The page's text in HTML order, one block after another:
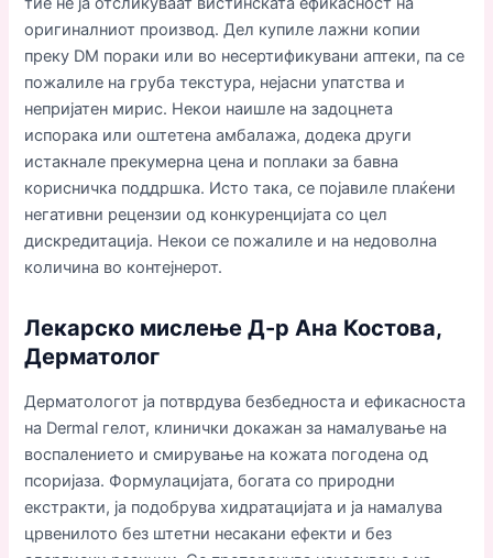
оригиналниот производ. Дел купиле лажни копии
преку DM пораки или во несертификувани аптеки, па се
пожалиле на груба текстура, нејасни упатства и
непријатен мирис. Некои наишле на задоцнета
испорака или оштетена амбалажа, додека други
истакнале прекумерна цена и поплаки за бавна
корисничка поддршка. Исто така, се појавиле плаќени
негативни рецензии од конкуренцијата со цел
дискредитација. Некои се пожалиле и на недоволна
количина во контејнерот.
Лекарско мислење Д-р Ана Костова,
Дерматолог
Дерматологот ја потврдува безбедноста и ефикасноста
на Dermal гелот, клинички докажан за намалување на
воспалението и смирување на кожата погодена од
псоријаза. Формулацијата, богата со природни
екстракти, ја подобрува хидратацијата и ја намалува
црвенилото без штетни несакани ефекти и без